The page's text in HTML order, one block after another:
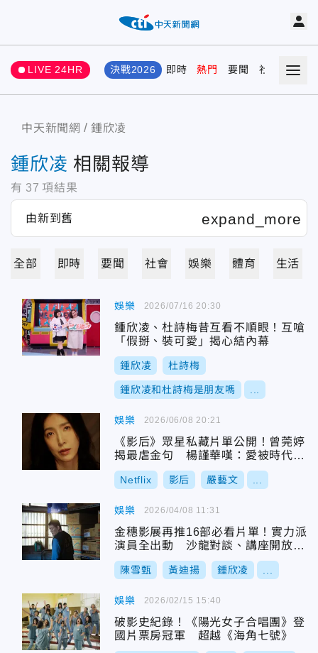
LIVE 24HR 決戰2026 即時 熱門 要聞 社會 娛樂
中天新聞網 鍾欣凌
鍾欣凌 相關報導
有 37 項結果
全部 即時 要聞 社會 娛樂 體育 生活
娛樂
鍾欣凌、杜詩梅昔互看不順眼！互嗆
「假掰、裝可愛」揭心結內幕
鍾欣凌 杜詩梅
鍾欣凌和杜詩梅是朋友嗎
2026/07/16 20:30
娛樂
《影后》眾星私藏片單公開！曾莞婷
揭最虐金句 楊謹華嘆：愛被時代耗
盡
Netflix 影后 嚴藝文
2026/06/08 20:21
娛樂
金穗影展再推16部必看片單！實力派
演員全出動 沙龍對談、講座開放報
名
陳雪甄 黃迪揚 鍾欣凌
2026/04/08 11:31
娛樂
破影史紀錄！《陽光女子合唱團》登
國片票房冠軍 超越《海角七號》
2026/02/15 15:40